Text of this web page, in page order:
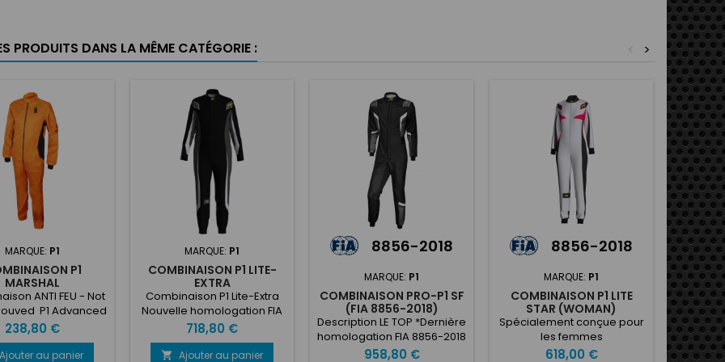
PRODUITS DANS LA MÊME CATÉGORIE : >
<
MARQUE: P1
P1
MARSHAL
ANTI FEU - Not
P1 Advanced
MARSHAL a été
conçu avec
fermeture éclair
Prix
238,80 €
Ajouter au panier
MARQUE: P1
COMBINAISON P1 LITE-
EXTRA
Combinaison P1 Lite-Extra
Nouvelle homologation FIA
8856-2018 Composition :
100% aramide Type de
coupe : confort (adaptée
Prix
718,80 €
 Ajouter au panier
8856-2018
MARQUE: P1
COMBINAISON PRO-P1 SF
(FIA 8856-2018)
Description LE TOP *Dernière
homologation FIA 8856-2018
*Tissu 100% Nomex ® doublé
Prix
958,80 €
8856-2018
MARQUE: P1
COMBINAISON P1 LITE
STAR (WOMAN)
Spécialement conçue pour
les femmes
Prix
618,00 €
LOOK